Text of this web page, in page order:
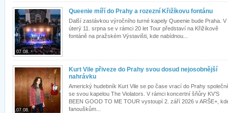
07.08.
Queenie míří do Prahy a rozezní Křižíkovu fontánu
Další zastávkou výročního turné kapely Queenie bude Praha. V
úterý 11. srpna se v rámci 20 let Tour představí na Křižíkově
fontáně na pražském Výstavišti, kde nabídnou...
07.08.
Kurt Vile přiveze do Prahy svou dosud nejosobnější
nahrávku
Americký hudebník Kurt Vile se po čase vrací do Prahy
se svou kapelou The Violators. V rámci koncertní šňůry KV’S
BEEN GOOD TO ME TOUR vystoupí 2. září 2026 v ARŠE+,
fanouškům...